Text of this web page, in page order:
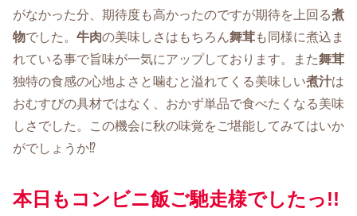
がなかった分、期待度も高かったのですが期待を上回る煮
物でした。 牛肉の美味しさはもちろん舞茸も同様に煮込ま
れている事で旨味が一気にアップしております。また舞茸
独特の食感の心地よさと噛むと溢れてくる美味しい煮汁は
おむすびの具材ではなく、おかず単品で食べたくなる美味
しさでした。この機会に秋の味覚をご堪能してみてはいか
がでしょうか⁉
本日もコンビニ飯ご馳走様でしたっ!!